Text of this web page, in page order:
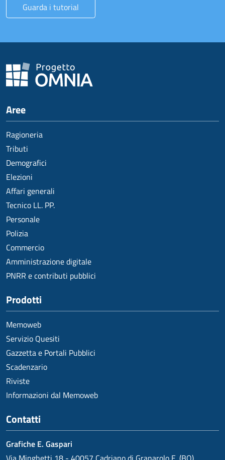
Guarda i tutorial
Aree
Ragioneria
Tributi
Demografici
Elezioni
Affari generali
Tecnico LL. PP.
Personale
Polizia
Commercio
Amministrazione digitale
PNRR e contributi pubblici
Prodotti
Memoweb
Servizio Quesiti
Gazzetta e Portali Pubblici
Scadenzario
Riviste
Informazioni dal Memoweb
Contatti
Grafiche E. Gaspari